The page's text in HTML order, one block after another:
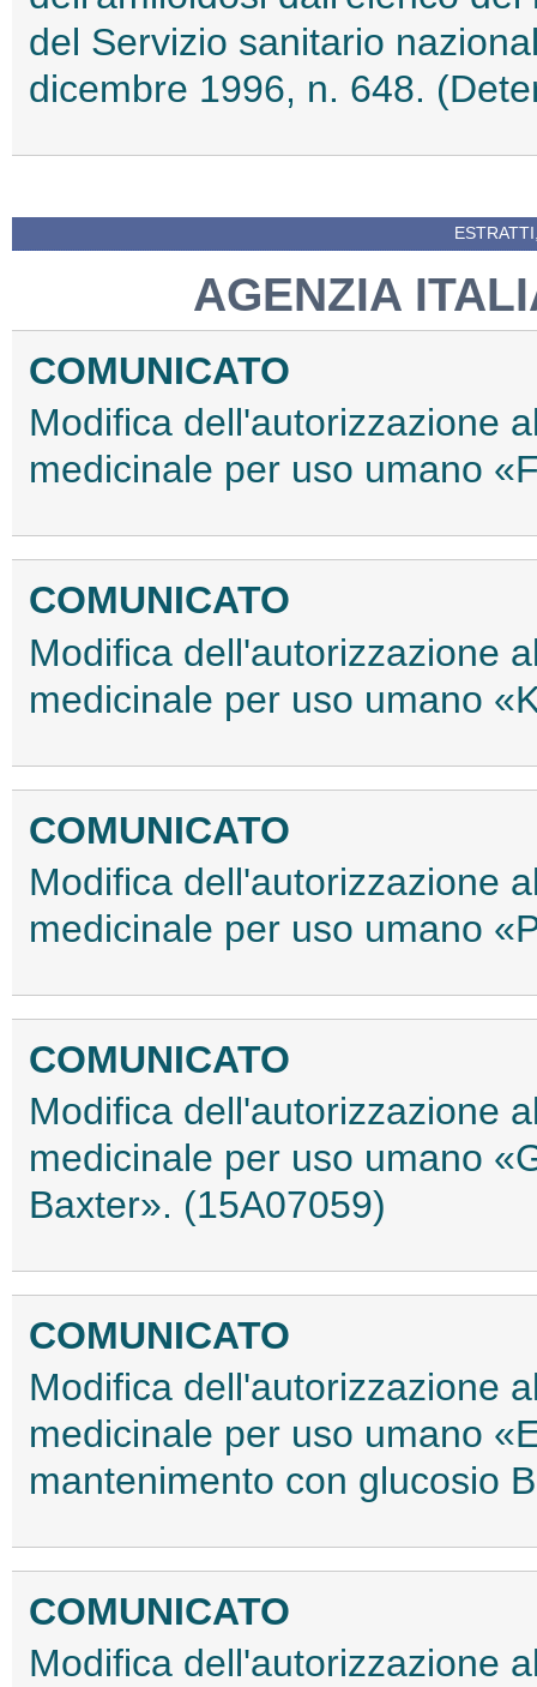
del Servizio sanitario
dicembre 1996, n. 648.
AGENZIA
COMUNICATO
Modifica dell'autorizzazione
medicinale per uso umano
COMUNICATO
Modifica dell'autorizzazione
medicinale per uso umano
COMUNICATO
Modifica dell'autorizzazione
medicinale per uso umano
COMUNICATO
Modifica dell'autorizzazione
medicinale per uso umano
Baxter». (15A07059)
COMUNICATO
Modifica dell'autorizzazione
medicinale per uso umano
mantenimento con glucosio
COMUNICATO
Modifica dell'autorizzazione